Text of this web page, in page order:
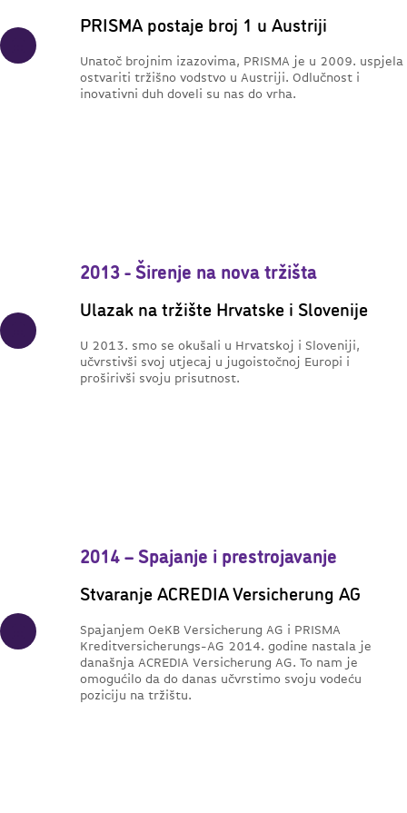
PRISMA postaje broj 1 u Austriji
Unatoč brojnim izazovima, PRISMA je u 2009. uspjela
ostvariti tržišno vodstvo u Austriji. Odlučnost i
inovativni duh doveli su nas do vrha.
2013 - Širenje na nova tržišta
Ulazak na tržište Hrvatske i Slovenije
U 2013. smo se okušali u Hrvatskoj i Sloveniji,
učvrstivši svoj utjecaj u jugoistočnoj Europi i
proširivši svoju prisutnost.
2014 – Spajanje i prestrojavanje
Stvaranje ACREDIA Versicherung AG
Spajanjem OeKB Versicherung AG i PRISMA
Kreditversicherungs-AG 2014. godine nastala je
današnja ACREDIA Versicherung AG. To nam je
omogućilo da do danas učvrstimo svoju vodeću
poziciju na tržištu.